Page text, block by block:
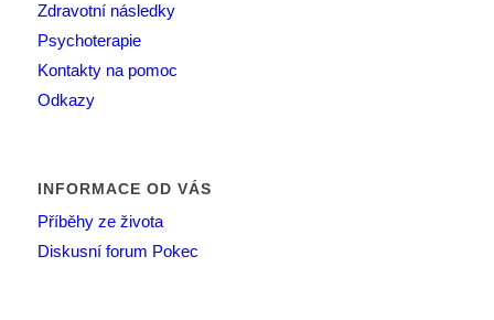
Zdravotní následky
Psychoterapie
Kontakty na pomoc
Odkazy
INFORMACE OD VÁS
Příběhy ze života
Diskusní forum Pokec